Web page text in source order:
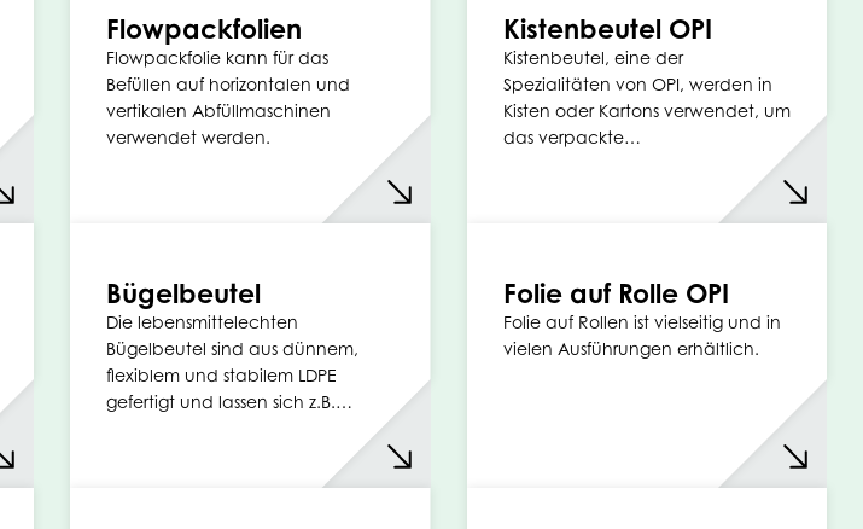
Flowpackfolien
Flowpackfolie kann für das
Befüllen auf horizontalen und
vertikalen Abfüllmaschinen
verwendet werden.
Kistenbeutel OPI
Kistenbeutel, eine der
Spezialitäten von OPI, werden in
Kisten oder Kartons verwendet, um
das verpackte…
Bügelbeutel
Die lebensmittelechten
Bügelbeutel sind aus dünnem,
flexiblem und stabilem LDPE
gefertigt und lassen sich z.B.…
Folie auf Rolle OPI
Folie auf Rollen ist vielseitig und in
vielen Ausführungen erhältlich.